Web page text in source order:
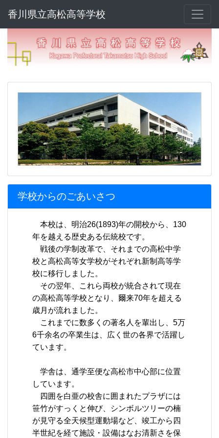
香川県立高松高等学校
学校からのごあいさつ
本校は、明治26(1893)年の開校から、130
年を越える歴史ある伝統校です。
戦後の学制改革で、それまでの高松中学
校と高松高等女学校がそれぞれ新制高等学
校に移行しました。
その翌年、これら両校が統合されて現在
の高松高等学校となり、爾来70年を超える
歳月が流れました。
これまでに数多くの著名人を輩出し、5万
6千余名の卒業生は、広く世の各界で活躍し
ています。
学舎は、通学至便な高松市中心部に位置
しています。
四囲を白亜の校舎に囲まれたプラザには
笹竹がすっくと伸び、シンボルツリーの楠
が見守る全天候型運動場など、竣工から四
半世紀を経て施設・設備はなお清新さを保